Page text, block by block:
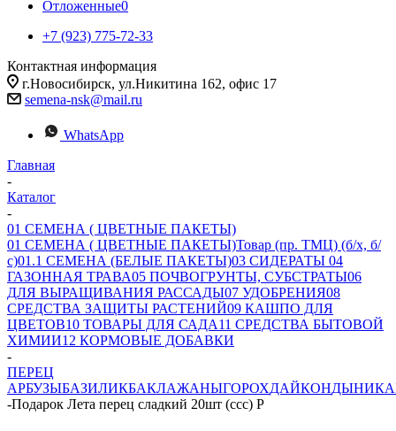
Отложенные0
+7 (923) 775-72-33
Контактная информация
г.Новосибирск, ул.Никитина 162, офис 17
semena-nsk@mail.ru
WhatsApp
Главная
-
Каталог
-
01 СЕМЕНА ( ЦВЕТНЫЕ ПАКЕТЫ)
01 СЕМЕНА ( ЦВЕТНЫЕ ПАКЕТЫ)Товар (пр. ТМЦ) (б/х, б/
с)01.1 СЕМЕНА (БЕЛЫЕ ПАКЕТЫ)03 СИДЕРАТЫ 04
ГАЗОННАЯ ТРАВА05 ПОЧВОГРУНТЫ, СУБСТРАТЫ06
ДЛЯ ВЫРАЩИВАНИЯ РАССАДЫ07 УДОБРЕНИЯ08
СРЕДСТВА ЗАЩИТЫ РАСТЕНИЙ09 КАШПО ДЛЯ
ЦВЕТОВ10 ТОВАРЫ ДЛЯ САДА11 СРЕДСТВА БЫТОВОЙ
ХИМИИ12 КОРМОВЫЕ ДОБАВКИ
-
ПЕРЕЦ
АРБУЗЫБАЗИЛИКБАКЛАЖАНЫГОРОХДАЙКОНДЫНИ
-Подарок Лета перец сладкий 20шт (ссс) Р